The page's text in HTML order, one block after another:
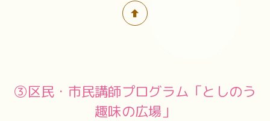
③区民・市民講師プログラム「としのう
趣味の広場」